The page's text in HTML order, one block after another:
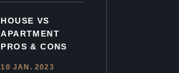
HOUSE VS
APARTMENT
PROS & CONS
10 JAN. 2023